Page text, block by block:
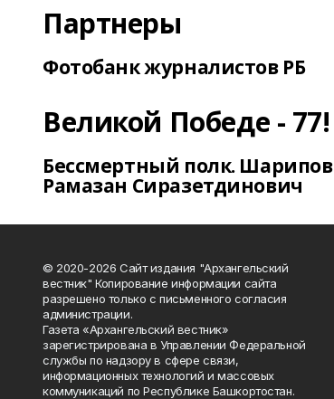
Партнеры
Фотобанк журналистов РБ
Великой Победе - 77!
Бессмертный полк. Шарипов
Рамазан Сиразетдинович
© 2020-2026 Сайт издания "Архангельский
вестник" Копирование информации сайта
разрешено только с письменного согласия
администрации.
Газета «Архангельский вестник»
зарегистрирована в Управлении Федеральной
службы по надзору в сфере связи,
информационных технологий и массовых
коммуникаций по Республике Башкортостан.